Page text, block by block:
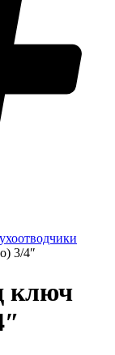
3/4″
ключ